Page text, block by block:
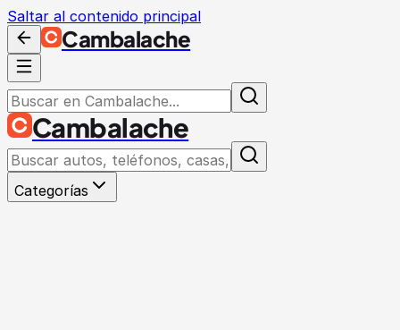
Saltar al contenido principal
Cambalache
Cambalache
Categorías